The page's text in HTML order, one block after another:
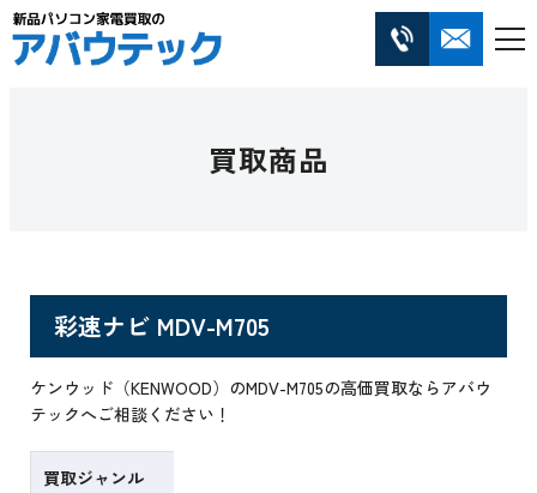
買取商品
彩速ナビ MDV-M705
ケンウッド（KENWOOD）のMDV-M705の高価買取ならアバウ
テックへご相談ください！
買取ジャンル